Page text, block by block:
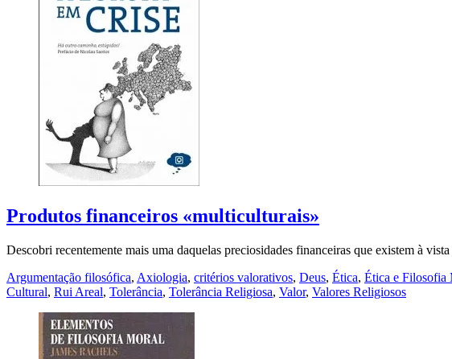
Produtos financeiros «multiculturais»
Descobri recentemente mais uma daquelas preciosidades financeiras que existem à
Argumentação filosófica, Axiologia, critérios valorativos, Deus, Ética, Ética e Filosofia
Cultural, Rui Areal, Tolerância, Tolerância Religiosa, Valor, Valores Religiosos